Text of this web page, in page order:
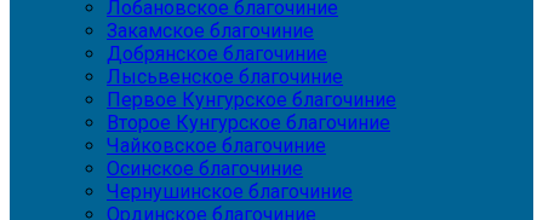
Лобановское благочиние
Закамское благочиние
Добрянское благочиние
Лысьвенское благочиние
Первое Кунгурское благочиние
Второе Кунгурское благочиние
Чайковское благочиние
Осинское благочиние
Чернушинское благочиние
Ординское благочиние